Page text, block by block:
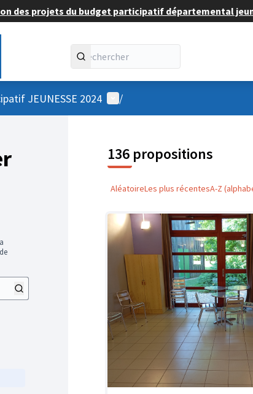
des projets du budget participatif départemental
JEUNESSE 2024 Menu utilisateur
/
136 propositions
AléatoireLes plus récentesA-Z